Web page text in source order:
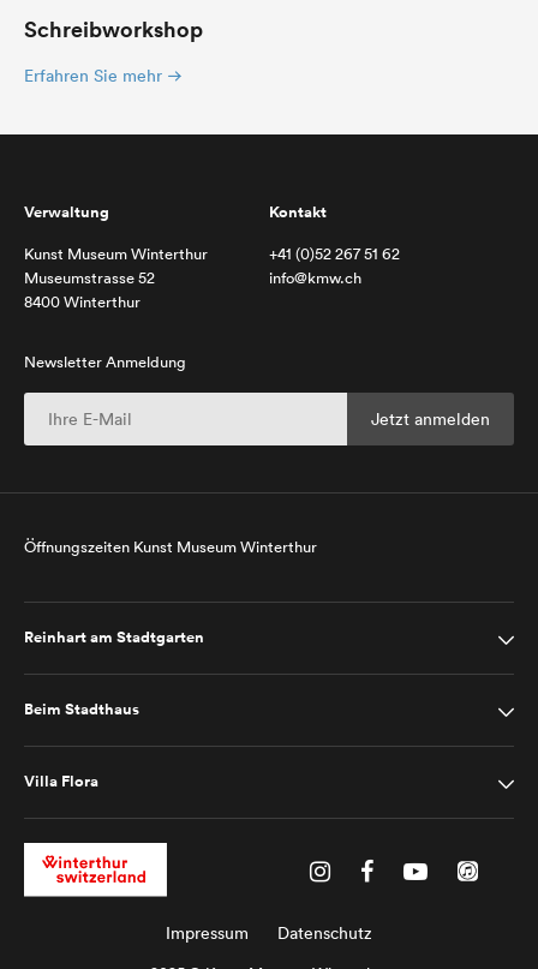
Schreibworkshop
Erfahren Sie mehr
Verwaltung
Kunst Museum Winterthur
Museumstrasse 52
8400 Winterthur
Kontakt
+41 (0)52 267 51 62
info@kmw.ch
Newsletter Anmeldung
Öffnungszeiten Kunst Museum Winterthur
Reinhart am Stadtgarten
Beim Stadthaus
Villa Flora
Impressum Datenschutz